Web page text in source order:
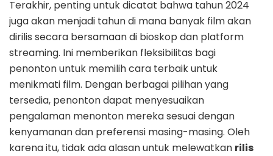
Terakhir, penting untuk dicatat bahwa tahun 2024
juga akan menjadi tahun di mana banyak film akan
dirilis secara bersamaan di bioskop dan platform
streaming. Ini memberikan fleksibilitas bagi
penonton untuk memilih cara terbaik untuk
menikmati film. Dengan berbagai pilihan yang
tersedia, penonton dapat menyesuaikan
pengalaman menonton mereka sesuai dengan
kenyamanan dan preferensi masing-masing. Oleh
karena itu, tidak ada alasan untuk melewatkan rilis